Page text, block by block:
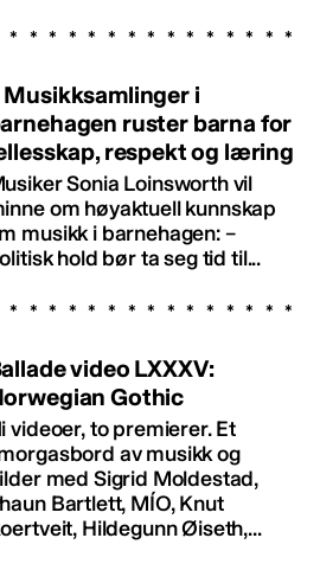
Musikksamlinger i
ruster barna for
respekt og læring
Sonia Loinsworth vil
om høyaktuell kunnskap
musikk i barnehagen: –
hold bør ta seg tid til...
video LXXXV:
Gothic
videoer, to premierer. Et
av musikk og
med Sigrid Moldestad,
Bartlett, MÍO, Knut
Hildegunn Øiseth,...